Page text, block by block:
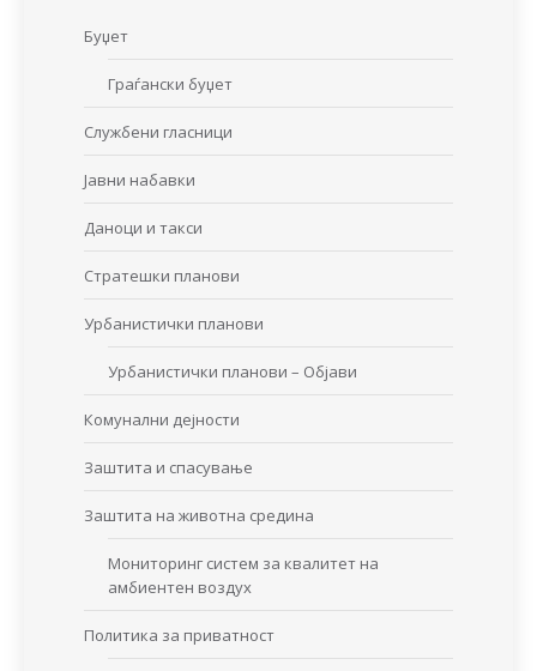
Буџет
Граѓански буџет
Службени гласници
Јавни набавки
Даноци и такси
Стратешки планови
Урбанистички планови
Урбанистички планови – Објави
Комунални дејности
Заштита и спасување
Заштита на животна средина
Мониторинг систем за квалитет на
амбиентен воздух
Политика за приватност